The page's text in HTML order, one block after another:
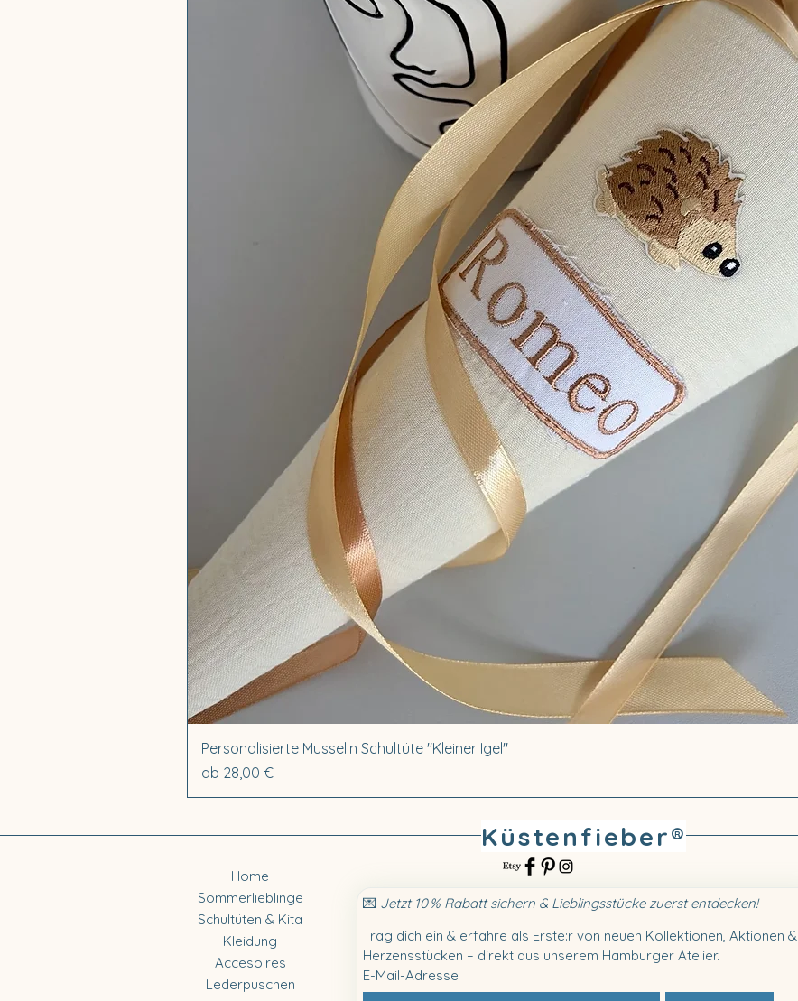
Personalisierte Musselin Schultüte "Kleiner Igel"
ab 28,00 €
Sale-Preis
Küstenfieber®
Home
Sommerlieblinge
Schultüten & Kita
Kleidung
Accesoires
Lederpuschen
💌 Jetzt 10 % Rabatt sichern & Lieblingsstücke zuerst entdecken!
Trag dich ein & erfahre als Erste:r von neuen Kollektionen, Aktionen &
Herzensstücken – direkt aus unserem Hamburger Atelier.
E-Mail-Adresse